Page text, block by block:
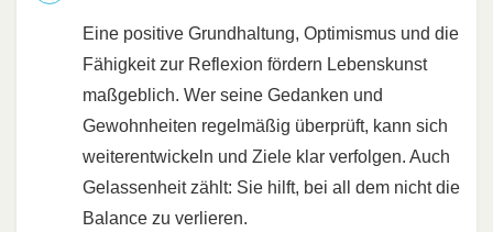
Eine positive Grundhaltung, Optimismus und die
Fähigkeit zur Reflexion fördern Lebenskunst
maßgeblich. Wer seine Gedanken und
Gewohnheiten regelmäßig überprüft, kann sich
weiterentwickeln und Ziele klar verfolgen. Auch
Gelassenheit zählt: Sie hilft, bei all dem nicht die
Balance zu verlieren.